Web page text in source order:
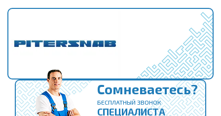
Сомневаетесь?
БЕСПЛАТНЫЙ ЗВОНОК
СПЕЦИАЛИСТА